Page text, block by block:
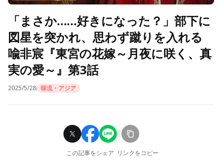
「まさか……好きになった？」部下に
図星を突かれ、思わず蹴りを入れる
喩非宸『東宮の花嫁～月夜に咲く、真
実の愛～』第3話
2025/5/28 韓流・アジア
この記事をシェア リンクをコピー